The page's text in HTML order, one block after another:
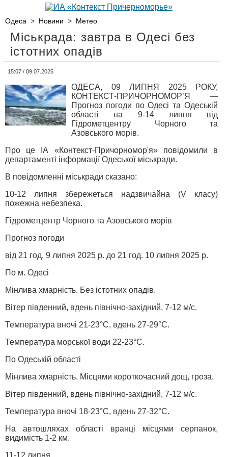
Одеса > Новини > Метео
Міськрада: завтра в Одесі без
істотних опадів
15:07 / 09.07.2025
ОДЕСА, 09 ЛИПНЯ 2025 РОКУ,
КОНТЕКСТ-ПРИЧОРНОМОР’Я —
Прогноз погоди по Одесі та Одеській
області на 9-14 липня від
Гідрометцентру Чорного та
Азовського морів.
Про це ІА «Контекст-Причорномор'я» повідомили в
департаменті інформації Одеської міськради.
В повідомленні міськради сказано:
10-12 липня збережеться надзвичайна (V класу)
пожежна небезпека.
Гідрометцентр Чорного та Азовського морів
Прогноз погоди
від 21 год. 9 липня 2025 р. до 21 год. 10 липня 2025 р.
По м. Одесі
Мінлива хмарність. Без істотних опадів.
Вітер південний, вдень північно-західний, 7-12 м/с.
Температура вночі 21-23°С, вдень 27-29°С.
Температура морської води 22-23°С.
По Одеській області
Мінлива хмарність. Місцями короткочасний дощ, гроза.
Вітер південний, вдень північно-західний, 7-12 м/с.
Температура вночі 18-23°С, вдень 27-32°С.
На автошляхах області вранці місцями серпанок,
видимість 1-2 км.
11-12 липня